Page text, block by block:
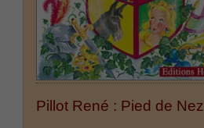
Pillot René : Pied de Nez